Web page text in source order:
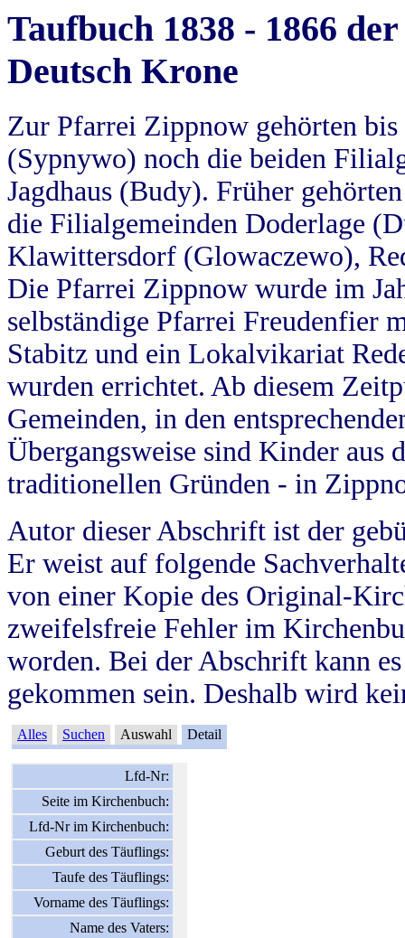
Taufbuch 1838 - 1866
Deutsch Krone
Zur Pfarrei Zippnow gehörten
(Sypnywo) noch die beiden
Jagdhaus (Budy). Früher
die Filialgemeinden Doderlage
Klawittersdorf (Glowaczewo),
Die Pfarrei Zippnow wurde im
selbständige Pfarrei Freudenfier
Stabitz und ein Lokalvikariat
wurden errichtet. Ab diesem
Gemeinden, in den
Übergangsweise sind Kinder aus
traditionellen Gründen - in
Autor dieser Abschrift ist der
Er weist auf folgende
von einer Kopie des Original-
zweifelsfreie Fehler im
worden. Bei der Abschrift kann
gekommen sein. Deshalb wird
Alles Suchen Auswahl Detail
Lfd-Nr:
Seite im Kirchenbuch:
Lfd-Nr im Kirchenbuch:
Geburt des Täuflings:
Taufe des Täuflings:
Vorname des Täuflings:
Name des Vaters: